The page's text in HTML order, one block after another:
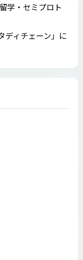
学・セミプロト
ディチェーン」に